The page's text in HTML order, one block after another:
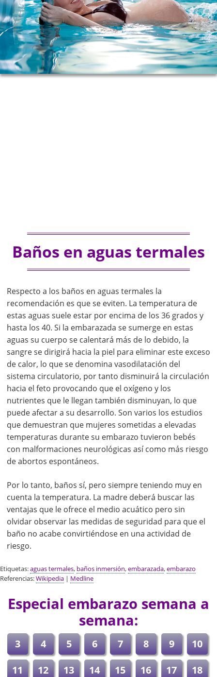
Baños en aguas termales
Respecto a los baños en aguas termales la
recomendación es que se eviten. La temperatura de
estas aguas suele estar por encima de los 36 grados y
hasta los 40. Si la embarazada se sumerge en estas
aguas su cuerpo se calentará más de lo debido, la
sangre se dirigirá hacia la piel para eliminar este exceso
de calor, lo que se denomina vasodilatación del
sistema circulatorio, por tanto disminuirá la circulación
hacia el feto provocando que el oxígeno y los
nutrientes que le llegan también disminuyan, lo que
puede afectar a su desarrollo. Son varios los estudios
que demuestran que mujeres sometidas a elevadas
temperaturas durante su embarazo tuvieron bebés
con malformaciones neurológicas así como más riesgo
de abortos espontáneos.
Por lo tanto, baños sí, pero siempre teniendo muy en
cuenta la temperatura. La madre deberá buscar las
ventajas que le ofrece el medio acuático pero sin
olvidar observar las medidas de seguridad para que el
baño no acabe convirtiéndose en una actividad de
riesgo.
Etiquetas:aguas termales, baños inmersión,embarazada,embarazo
Referencias:Wikipedia | Medline
Especial embarazo semana a
semana:
3 4 5 6 7 8 9
10
11
12 13 14 15 16 17
18